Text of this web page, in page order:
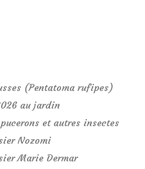
(Pentatoma rufipes)
au jardin
et autres insectes
Nozomi
Marie Dermar